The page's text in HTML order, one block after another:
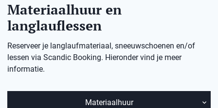
Materiaalhuur en
langlauflessen
Reserveer je langlaufmateriaal, sneeuwschoenen en/of
lessen via Scandic Booking. Hieronder vind je meer
informatie.
Materiaalhuur